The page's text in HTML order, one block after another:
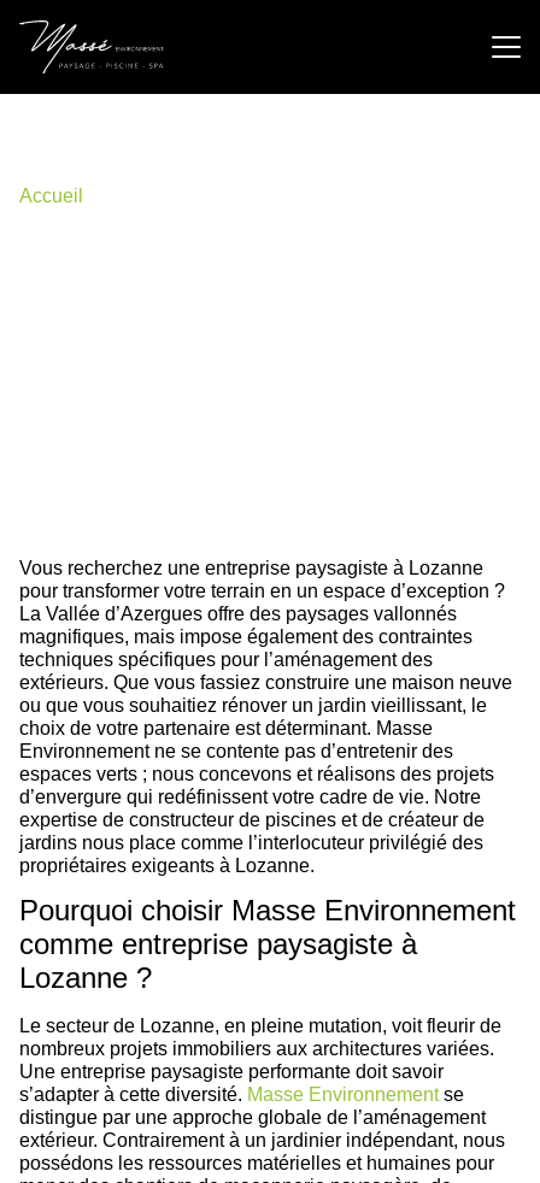
Accueil
Vous recherchez une entreprise paysagiste à Lozanne
pour transformer votre terrain en un espace d’exception ?
La Vallée d’Azergues offre des paysages vallonnés
magnifiques, mais impose également des contraintes
techniques spécifiques pour l’aménagement des
extérieurs. Que vous fassiez construire une maison neuve
ou que vous souhaitiez rénover un jardin vieillissant, le
choix de votre partenaire est déterminant. Masse
Environnement ne se contente pas d’entretenir des
espaces verts ; nous concevons et réalisons des projets
d’envergure qui redéfinissent votre cadre de vie. Notre
expertise de constructeur de piscines et de créateur de
jardins nous place comme l’interlocuteur privilégié des
propriétaires exigeants à Lozanne.
Pourquoi choisir Masse Environnement
comme entreprise paysagiste à
Lozanne ?
Le secteur de Lozanne, en pleine mutation, voit fleurir de
nombreux projets immobiliers aux architectures variées.
Une entreprise paysagiste performante doit savoir
s’adapter à cette diversité. Masse Environnementse
distingue par une approche globale de l’aménagement
extérieur. Contrairement à un jardinier indépendant, nous
possédons les ressources matérielles et humaines pour